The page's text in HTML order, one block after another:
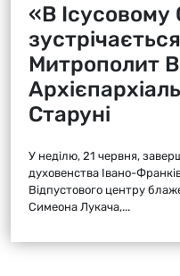
«В Ісусовому
Митрополит
Старуні
У неділю, 21 червня,
духовенства Івано-
Відпустового центру
Симеона Лукача,...